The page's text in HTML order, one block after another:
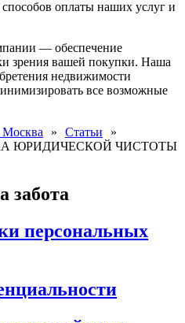
оплаты наших услуг и
— обеспечение
зрения вашей покупки. Наша
недвижимости
все возможные
Москва » Статьи
»
ЮРИДИЧЕСКОЙ ЧИСТОТЫ
забота
персональных